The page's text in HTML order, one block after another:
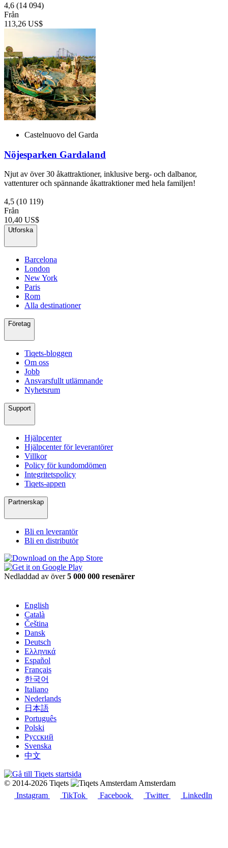
4,6 (14 094)
Från
113,26 US$
Castelnuovo del Garda
Nöjesparken Gardaland
Njut av över 30 åkattraktioner, inklusive berg- och dalbanor,
vattenturer och spännande åkattraktioner med hela familjen!
4,5 (10 119)
Från
10,40 US$
Utforska
Barcelona
London
New York
Paris
Rom
Alla destinationer
Företag
Tiqets-bloggen
Om oss
Jobb
Ansvarsfullt utlämnande
Nyhetsrum
Support
Hjälpcenter
Hjälpcenter för leverantörer
Villkor
Policy för kundomdömen
Integritetspolicy
Tiqets-appen
Partnerskap
Bli en leverantör
Bli en distributör
Nedladdad av över5 000 000 resenärer
English
Català
Čeština
Dansk
Deutsch
Ελληνικά
Español
Français
한국어
Italiano
Nederlands
日本語
Português
Polski
Русский
Svenska
中文
© 2014-2026 Tiqets
Amsterdam
Instagram
TikTok Facebook Twitter LinkedIn